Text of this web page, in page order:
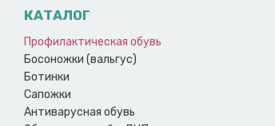
КАТАЛОГ
Профилактическая обувь
Босоножки (вальгус)
Ботинки
Сапожки
Антиварусная обувь